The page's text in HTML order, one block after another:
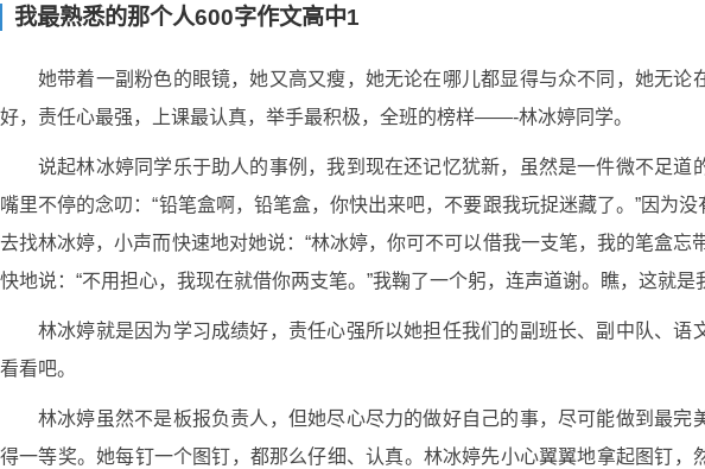
我最熟悉的那个人600字作文高中1
她带着一副粉色的眼镜，她又高又瘦，她无论在哪儿都显得与众不同，她无
好，责任心最强，上课最认真，举手最积极，全班的榜样——-林冰婷同学。
说起林冰婷同学乐于助人的事例，我到现在还记忆犹新，虽然是一件微不足道
嘴里不停的念叨：“铅笔盒啊，铅笔盒，你快出来吧，不要跟我玩捉迷藏了。”因为
去找林冰婷，小声而快速地对她说：“林冰婷，你可不可以借我一支笔，我的笔盒
快地说：“不用担心，我现在就借你两支笔。”我鞠了一个躬，连声道谢。瞧，这就是
林冰婷就是因为学习成绩好，责任心强所以她担任我们的副班长、副中队、
看看吧。
林冰婷虽然不是板报负责人，但她尽心尽力的做好自己的事，尽可能做到最
得一等奖。她每钉一个图钉，都那么仔细、认真。林冰婷先小心翼翼地拿起图钉